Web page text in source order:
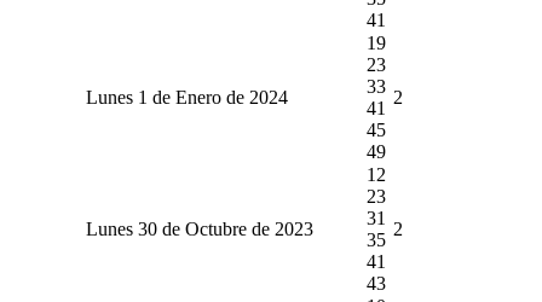
41
Lunes 1 de Enero de 2024
19
23
33
41
45
49
2
Lunes 30 de Octubre de 2023
12
23
31
35
41
43
2